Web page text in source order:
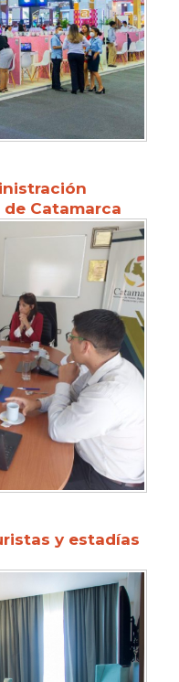
Catamarca
y estadías